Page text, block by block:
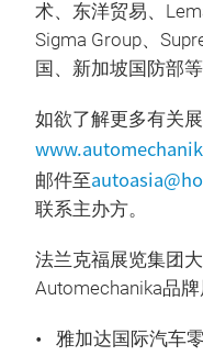
术、东洋贸易、
Sigma Group、
国、新加坡国防部
如欲了解更多有关
邮件至
联系主办方。
法兰克福展览集团
Automechanika品牌
雅加达国际汽车